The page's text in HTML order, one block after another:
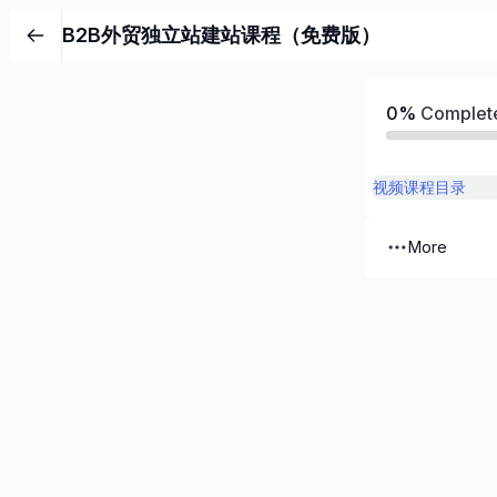
B2B外贸独立站建站课程（免费版）
0%
视频课程目录
More